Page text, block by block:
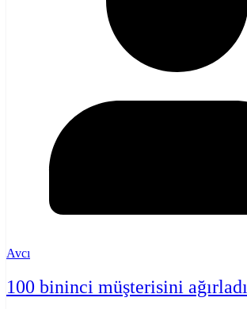
Avcı
100 bininci müşterisini ağırladı